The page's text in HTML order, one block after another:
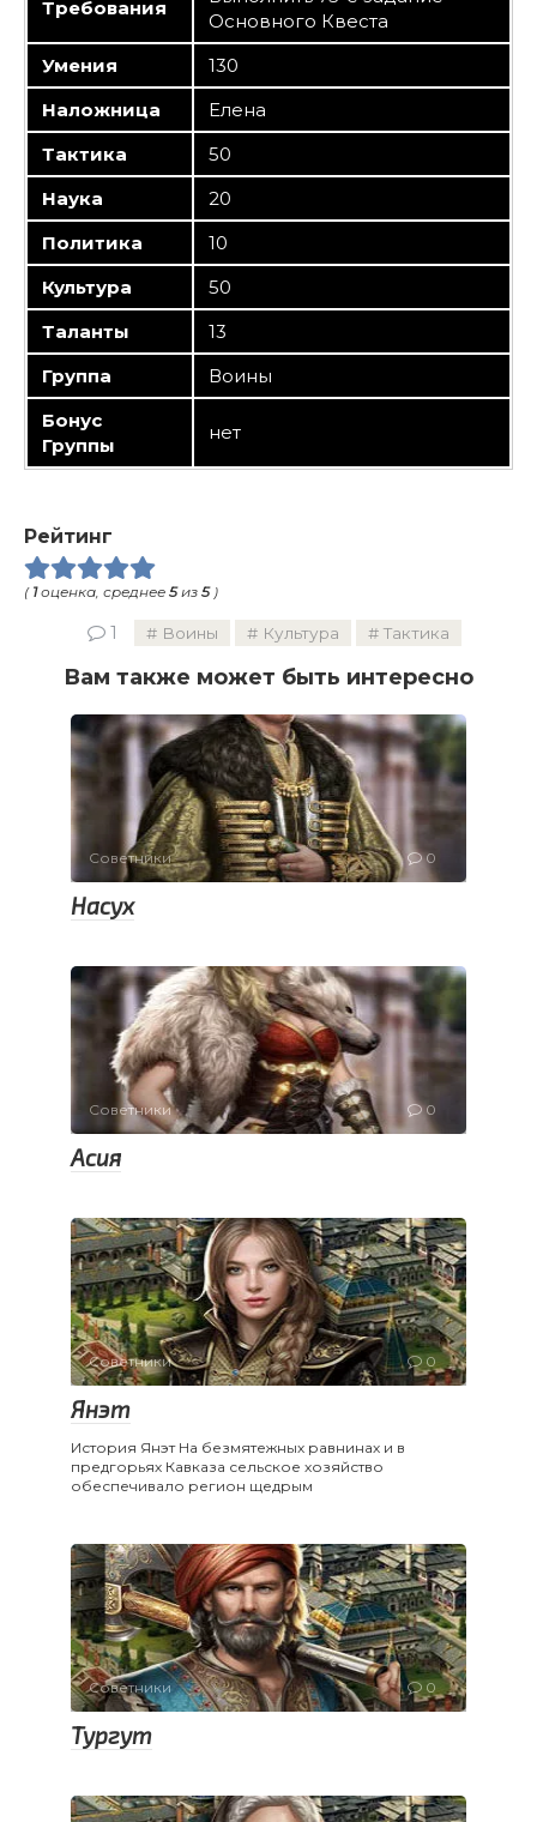
Требования
Основного Квеста
Умения
130
Наложница
Елена
Тактика
50
Наука
20
Политика
10
Культура
50
Таланты
13
Группа
Воины
Бонус
Группы
нет
Рейтинг
( 1оценка, среднее 5из 5)
1 Воины Культура Тактика
Вам также может быть интересно
Советники 0
Насух
Советники 0
Асия
Советники 0
Янэт
История Янэт На безмятежных равнинах и в
предгорьях Кавказа сельское хозяйство
обеспечивало регион щедрым
Советники 0
Тургут